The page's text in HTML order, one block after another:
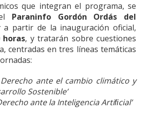
que integran el programa, se
Paraninfo Gordón Ordás del
a partir de la inauguración oficial,
horas, y tratarán sobre cuestiones
centradas en tres líneas temáticas
Derecho ante el cambio climático y
Sostenible’
ante la Inteligencia Artiﬁcial’